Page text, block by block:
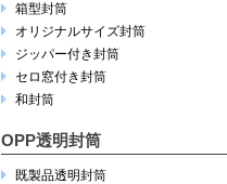
箱型封筒
オリジナルサイズ封筒
ジッパー付き封筒
セロ窓付き封筒
和封筒
OPP透明封筒
既製品透明封筒